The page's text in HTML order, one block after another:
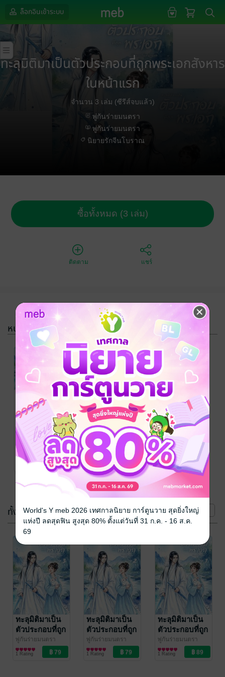
ล็อกอินเข้าระบบ
ทะลุมิติมาเป็นตัวประกอบที่ถูกพระเอกสังหาร
ในหน้าแรก
จำนวน 3 เล่ม (ซีรีส์จบแล้ว)
พู่กันร่ายมนตรา
พู่กันร่ายมนตรา
นิยายรักจีนโบราณ
ซื้อทั้งหมด (3 เล่ม)
ติดตาม แชร์
หนังสือรวมชุด
SET ทะลุมิติมา
เป็นตัวประกอบ
ที่ถูกพระเอก
สังหารในหน้า
แรก 3 เล่มจบ
พู่กันร่ายมนตรา
นิยายรักจีนโบราณ
2 Rating
ทั้งหมด(3 เล่ม) หน้าที่ 1
ทะลุมิติมาเป็น
ตัวประกอบที่ถูก
พระเอกสังหาร
ในหน้าแรก เล่ม
พู่กันร่ายมนตรา
นิยายรักจีนโบราณ
1 Rating
ทะลุมิติมาเป็น
ตัวประกอบที่ถูก
พระเอกสังหาร
ในหน้าแรก เล่ม
พู่กันร่ายมนตรา
นิยายรักจีนโบราณ
1 Rating
ทะลุมิติมาเป็น
ตัวประกอบที่ถูก
พระเอกสังหาร
ในหน้าแรก เล่ม
พู่กันร่ายมนตรา
นิยายรักจีนโบราณ
1 Rating
World's Y meb 2026 เทศกาลนิยาย การ์ตูนวาย สุดยิ่งใหญ่
แห่งปี ลดสุดฟิน สูงสุด 80% ตั้งแต่วันที่ 31 ก.ค. - 16 ส.ค.
69